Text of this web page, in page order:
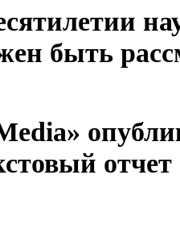
быть
отчет